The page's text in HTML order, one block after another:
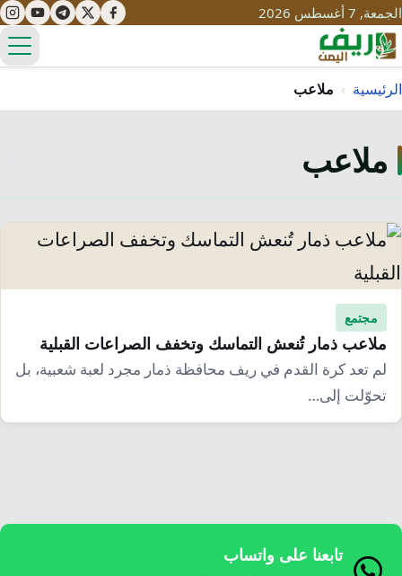
الجمعة, 7 أغسطس 2026
تعليم
مياه
قصص نجاح
مبادرات
سياحة
تراث
ثقافة
التغير المناخي
محميات
التلوث
تحديات
حلول
إرشاد زراعي
نساء
انفوجرافيك
فيديو
الرئيسية › ملاعب
ملاعب
مجتمع
ملاعب ذمار تُنعش التماسك وتخفف الصراعات القبلية
لم تعد كرة القدم في ريف محافظة ذمار مجرد لعبة شعبية، بل
تحوّلت إلى…
تابعنا على واتساب